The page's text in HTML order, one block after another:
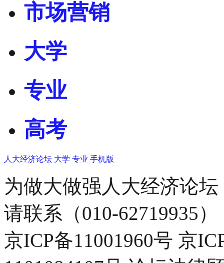
市场营销
大学
专业
高考
人大经济论坛 大学 专业 手机版
为做大做强人大经济论
请联系（010-62719935）
京ICP备11001960号 京